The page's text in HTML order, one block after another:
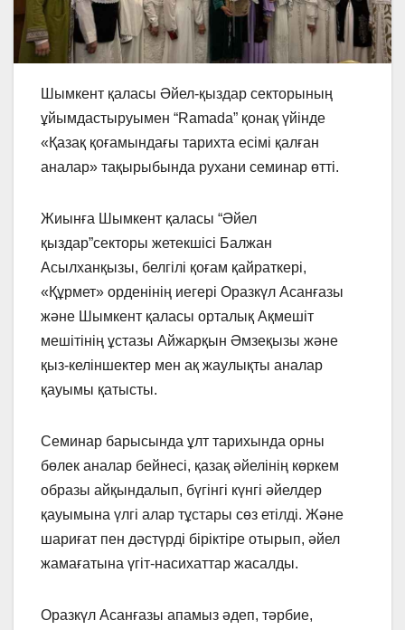
Шымкент қаласы Әйел-қыздар секторының
ұйымдастыруымен “Ramada” қонақ үйінде
«Қазақ қоғамындағы тарихта есімі қалған
аналар» тақырыбында рухани семинар өтті.
Жиынға Шымкент қаласы “Әйел
қыздар”секторы жетекшісі Балжан
Асылханқызы, белгілі қоғам қайраткері,
«Құрмет» орденінің иегері Оразкүл Асанғазы
және Шымкент қаласы орталық Ақмешіт
мешітінің ұстазы Айжарқын Әмзеқызы және
қыз-келіншектер мен ақ жаулықты аналар
қауымы қатысты.
Семинар барысында ұлт тарихында орны
бөлек аналар бейнесі, қазақ әйелінің көркем
образы айқындалып, бүгінгі күнгі әйелдер
қауымына үлгі алар тұстары сөз етілді. Және
шариғат пен дәстүрді біріктіре отырып, әйел
жамағатына үгіт-насихаттар жасалды.
Оразкүл Асанғазы апамыз әдеп, тәрбие,